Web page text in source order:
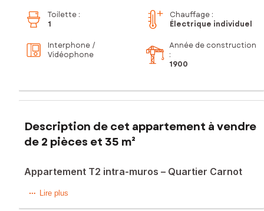
Toilette :
1
Chauffage :
Électrique individuel
Interphone /
Vidéophone
Année de construction
:
1900
Description de cet appartement à vendre
de 2 pièces et 35 m²
Appartement T2 intra-muros – Quartier Carnot
En plein cœur d'Avignon intra-muros, à 5 minutes à pied du
Lire plus